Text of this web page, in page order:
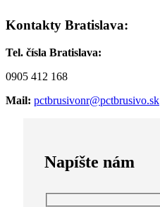
Kontakty Bratislava:
Tel. čísla Bratislava:
0905 412 168
Mail: pctbrusivonr@pctbrusivo.sk
Napíšte nám